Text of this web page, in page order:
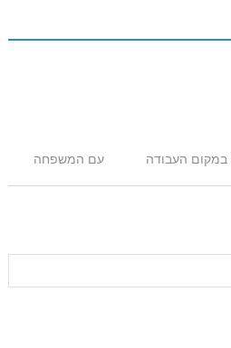
במקום העבודה עם המשפחה